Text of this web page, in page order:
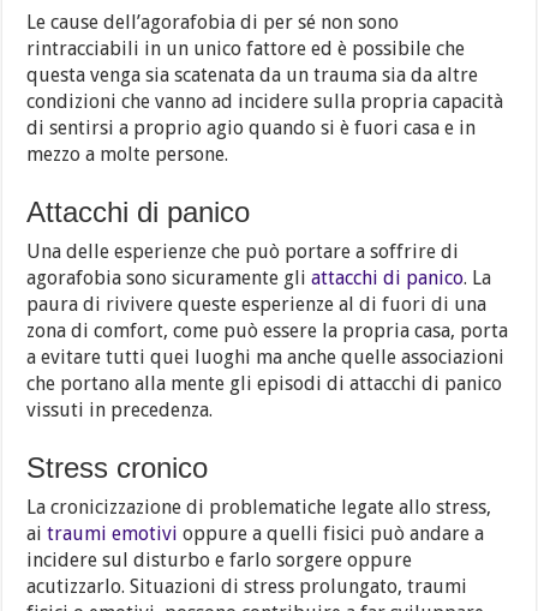
Le cause dell’agorafobia di per sé non sono
rintracciabili in un unico fattore ed è possibile che
questa venga sia scatenata da un trauma sia da altre
condizioni che vanno ad incidere sulla propria capacità
di sentirsi a proprio agio quando si è fuori casa e in
mezzo a molte persone.
Attacchi di panico
Una delle esperienze che può portare a soffrire di
agorafobia sono sicuramente gliattacchi di panico. La
paura di rivivere queste esperienze al di fuori di una
zona di comfort, come può essere la propria casa, porta
a evitare tutti quei luoghi ma anche quelle associazioni
che portano alla mente gli episodi di attacchi di panico
vissuti in precedenza.
Stress cronico
La cronicizzazione di problematiche legate allo stress,
ai traumi emotivi oppure a quelli fisici può andare a
incidere sul disturbo e farlo sorgere oppure
acutizzarlo. Situazioni di stress prolungato, traumi